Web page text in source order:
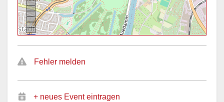
Fehler melden
+ neues Event eintragen